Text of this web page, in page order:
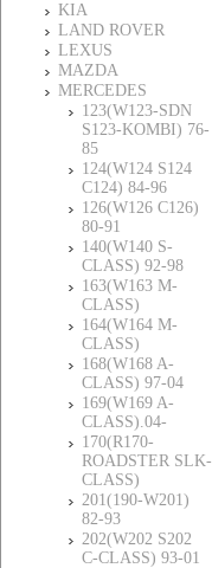
KIA
LAND ROVER
LEXUS
MAZDA
MERCEDES
123(W123-SDN
S123-KOMBI) 76-
85
124(W124 S124
C124) 84-96
126(W126 C126)
80-91
140(W140 S-
CLASS) 92-98
163(W163 M-
CLASS)
164(W164 M-
CLASS)
168(W168 A-
CLASS) 97-04
169(W169 A-
CLASS).04-
170(R170-
ROADSTER SLK-
CLASS)
201(190-W201)
82-93
202(W202 S202
C-CLASS) 93-01